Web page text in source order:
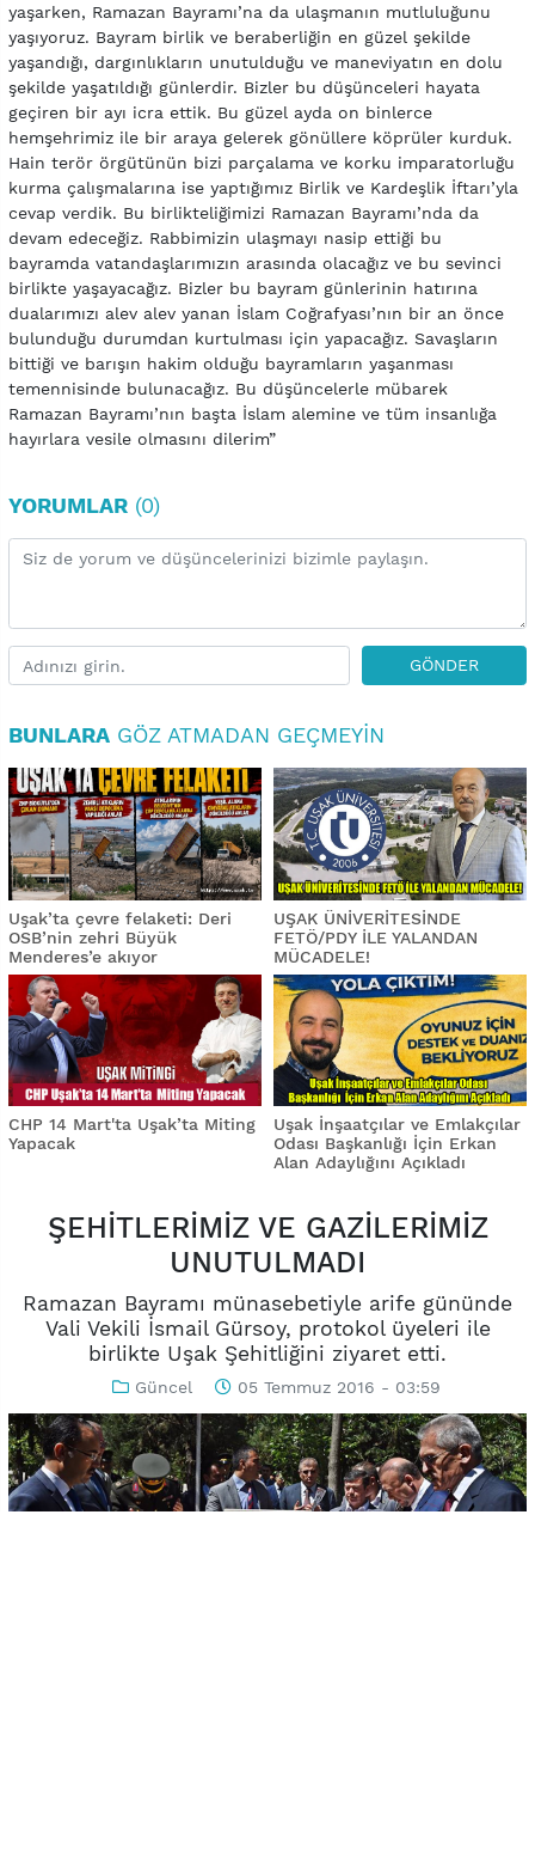
yaşarken, Ramazan Bayramı’na da ulaşmanın mutluluğunu
yaşıyoruz. Bayram birlik ve beraberliğin en güzel şekilde
yaşandığı, dargınlıkların unutulduğu ve maneviyatın en dolu
şekilde yaşatıldığı günlerdir. Bizler bu düşünceleri hayata
geçiren bir ayı icra ettik. Bu güzel ayda on binlerce
hemşehrimiz ile bir araya gelerek gönüllere köprüler kurduk.
Hain terör örgütünün bizi parçalama ve korku imparatorluğu
kurma çalışmalarına ise yaptığımız Birlik ve Kardeşlik İftarı’yla
cevap verdik. Bu birlikteliğimizi Ramazan Bayramı’nda da
devam edeceğiz. Rabbimizin ulaşmayı nasip ettiği bu
bayramda vatandaşlarımızın arasında olacağız ve bu sevinci
birlikte yaşayacağız. Bizler bu bayram günlerinin hatırına
dualarımızı alev alev yanan İslam Coğrafyası’nın bir an önce
bulunduğu durumdan kurtulması için yapacağız. Savaşların
bittiği ve barışın hakim olduğu bayramların yaşanması
temennisinde bulunacağız. Bu düşüncelerle mübarek
Ramazan Bayramı’nın başta İslam alemine ve tüm insanlığa
hayırlara vesile olmasını dilerim”
YORUMLAR (0)
GÖNDER
BUNLARA GÖZ ATMADAN GEÇMEYIN
Uşak’ta çevre felaketi: Deri
OSB’nin zehri Büyük
Menderes’e akıyor
UŞAK ÜNİVERİTESİNDE
FETÖ/PDY İLE YALANDAN
MÜCADELE!
CHP 14 Mart'ta Uşak’ta Miting
Yapacak
Uşak İnşaatçılar ve Emlakçılar
Odası Başkanlığı İçin Erkan
Alan Adaylığını Açıkladı
ŞEHİTLERİMİZ VE GAZİLERİMİZ
UNUTULMADI
Ramazan Bayramı münasebetiyle arife gününde
Vali Vekili İsmail Gürsoy, protokol üyeleri ile
birlikte Uşak Şehitliğini ziyaret etti.
Güncel 05 Temmuz 2016 - 03:59